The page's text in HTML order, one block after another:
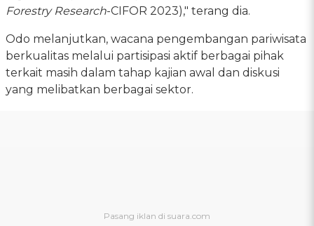
Forestry Research-CIFOR 2023)," terang dia.
Odo melanjutkan, wacana pengembangan pariwisata
berkualitas melalui partisipasi aktif berbagai pihak
terkait masih dalam tahap kajian awal dan diskusi
yang melibatkan berbagai sektor.